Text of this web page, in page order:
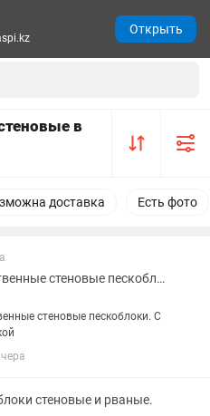
в
доставка Есть фото
Качественные стеновые пескоблоки. С доставкой
стеновые пескоблоки. С
стеновые и рваные.
Открыть